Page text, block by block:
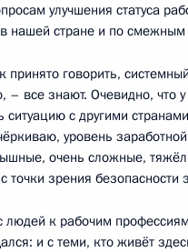
приоритетных
улучшения статуса
нашей стране и по
говорить,
– все знают. Очевидно, что
ситуацию с другими
уровень
очень сложные,
зрения безопасности
к рабочим
и с теми, кто живёт